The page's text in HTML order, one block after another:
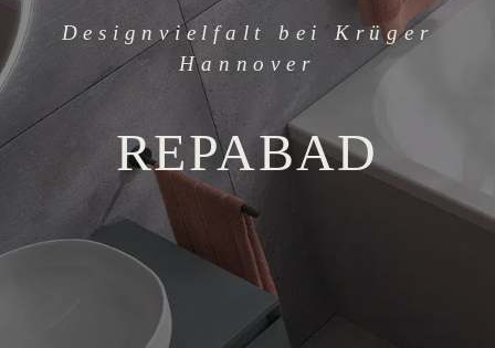
Designvielfalt bei Krüger
Hannover
REPABAD